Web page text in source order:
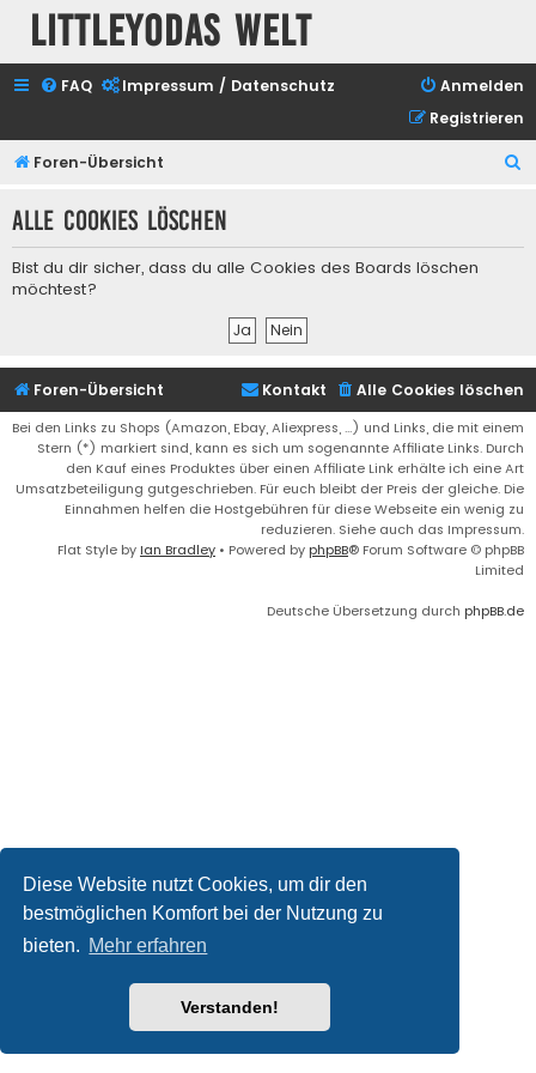
Diese Website nutzt Cookies, um dir den
bestmöglichen Komfort bei der Nutzung zu
bieten. Mehr erfahren
Verstanden!
Littleyodas Welt
FAQ Impressum / Datenschutz
Anmelden
Registrieren
Foren-Übersicht
h
Alle Cookies löschen
Bist du dir sicher, dass du alle Cookies des Boards löschen
möchtest?
Foren-Übersicht Alle Cookies löschen
Kontakt
Bei den Links zu Shops (Amazon, Ebay, Aliexpress, ...) und Links, die mit einem
Stern (*) markiert sind, kann es sich um sogenannte Affiliate Links. Durch
den Kauf eines Produktes über einen Affiliate Link erhälte ich eine Art
Umsatzbeteiligung gutgeschrieben. Für euch bleibt der Preis der gleiche. Die
Einnahmen helfen die Hostgebühren für diese Webseite ein wenig zu
reduzieren. Siehe auch das Impressum.
Flat Style by Ian Bradley • Powered by phpBB® Forum Software © phpBB
Limited
Deutsche Übersetzung durch phpBB.de